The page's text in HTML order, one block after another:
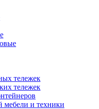
тележек
тележек
мебели и техники